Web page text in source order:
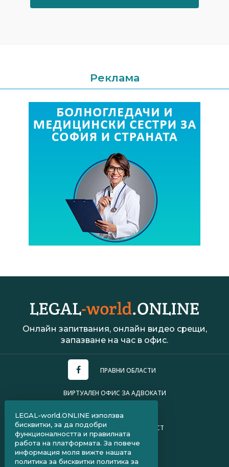
Реклама
Онлайн запитвания, онлайн видео срещи,
запазване на час в офис.
ПРАВНИ ОБЛАСТИ
ВИРТУАЛЕН ОФИС ЗА АДВОКАТИ
ПОЛИТИКА ЗА ПОВЕРИТЕЛНОСТ
ЧЗВ ЗА КЛИЕНТИ
ЧЗВ ЗА АДВОКАТИ
LEGAL-world.ONLINE използва
бисквитки, за да подобри
функционалността и правилната
работа на платформата. За повече
информация моля вижте нашата
политика за бисквитки политика за